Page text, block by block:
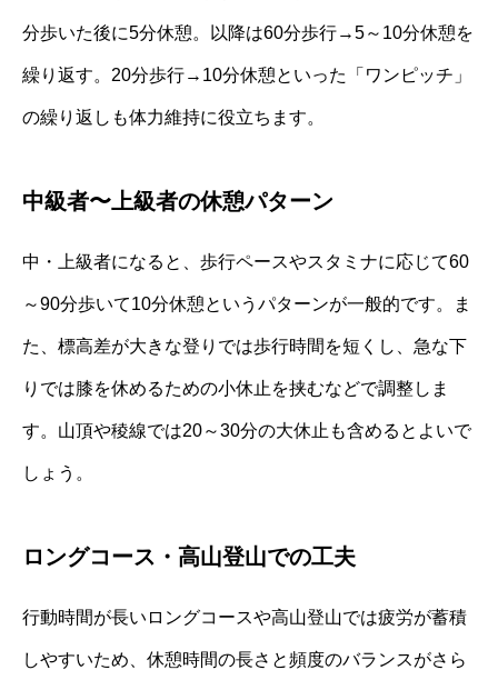
分歩いた後に5分休憩。以降は60分歩行→5～10分休憩を
繰り返す。20分歩行→10分休憩といった「ワンピッチ」
の繰り返しも体力維持に役立ちます。
中級者〜上級者の休憩パターン
中・上級者になると、歩行ペースやスタミナに応じて60
～90分歩いて10分休憩というパターンが一般的です。ま
た、標高差が大きな登りでは歩行時間を短くし、急な下
りでは膝を休めるための小休止を挟むなどで調整しま
す。山頂や稜線では20～30分の大休止も含めるとよいで
しょう。
ロングコース・高山登山での工夫
行動時間が長いロングコースや高山登山では疲労が蓄積
しやすいため、休憩時間の長さと頻度のバランスがさら